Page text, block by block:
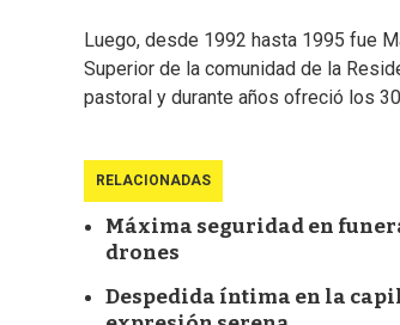
Luego, desde 1992 hasta 1995 fue
Superior de la comunidad de la
pastoral y durante años ofreció los
RELACIONADAS
Máxima seguridad en
drones
Despedida íntima en la